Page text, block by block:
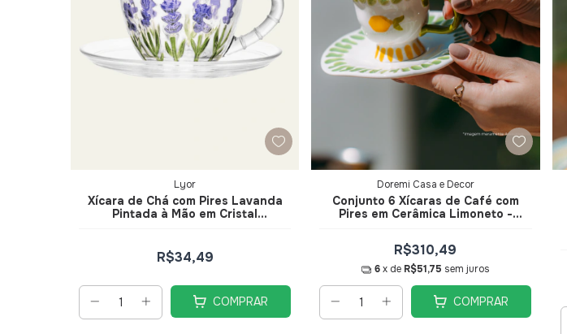
Lyor
Xícara de Chá com Pires Lavanda
Pintada à Mão em Cristal
R$34,49
COMPRAR
Doremi Casa e Decor
Conjunto 6 Xícaras de Café com
Pires em Cerâmica Limoneto -
R$310,49
6x de R$51,75 sem juros
COMPRAR